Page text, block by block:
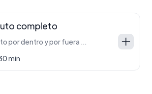
completo
min